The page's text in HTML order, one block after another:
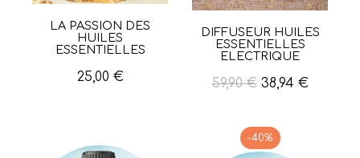
Aperçu rapide
LA PASSION DES
HUILES
ESSENTIELLES
25,00 €
Aperçu rapide
DIFFUSEUR HUILES
ESSENTIELLES
ELECTRIQUE
59,90 € 38,94 €
-40%